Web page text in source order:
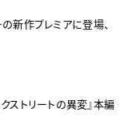
新作プレミアに登場、
ストリートの異変』本編